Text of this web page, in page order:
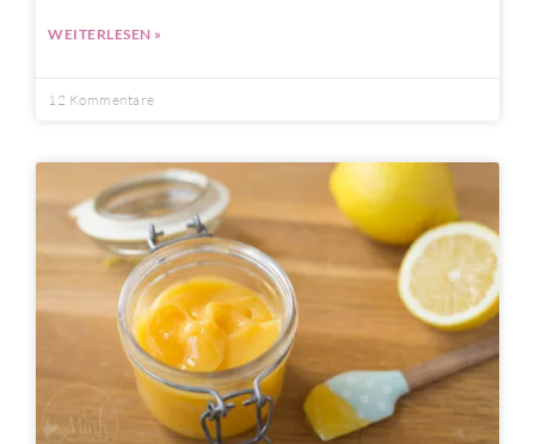
WEITERLESEN »
12 Kommentare